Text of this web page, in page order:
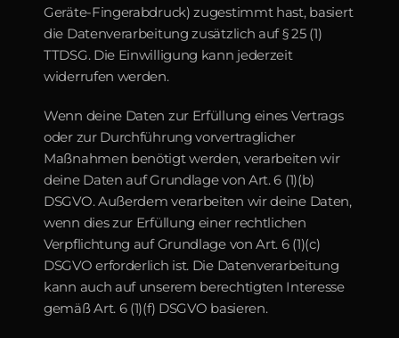
Geräte-Fingerabdruck) zugestimmt hast, basiert
die Datenverarbeitung zusätzlich auf § 25 (1)
TTDSG. Die Einwilligung kann jederzeit
widerrufen werden.
Wenn deine Daten zur Erfüllung eines Vertrags
oder zur Durchführung vorvertraglicher
Maßnahmen benötigt werden, verarbeiten wir
deine Daten auf Grundlage von Art. 6 (1)(b)
DSGVO. Außerdem verarbeiten wir deine Daten,
wenn dies zur Erfüllung einer rechtlichen
Verpflichtung auf Grundlage von Art. 6 (1)(c)
DSGVO erforderlich ist. Die Datenverarbeitung
kann auch auf unserem berechtigten Interesse
gemäß Art. 6 (1)(f) DSGVO basieren.